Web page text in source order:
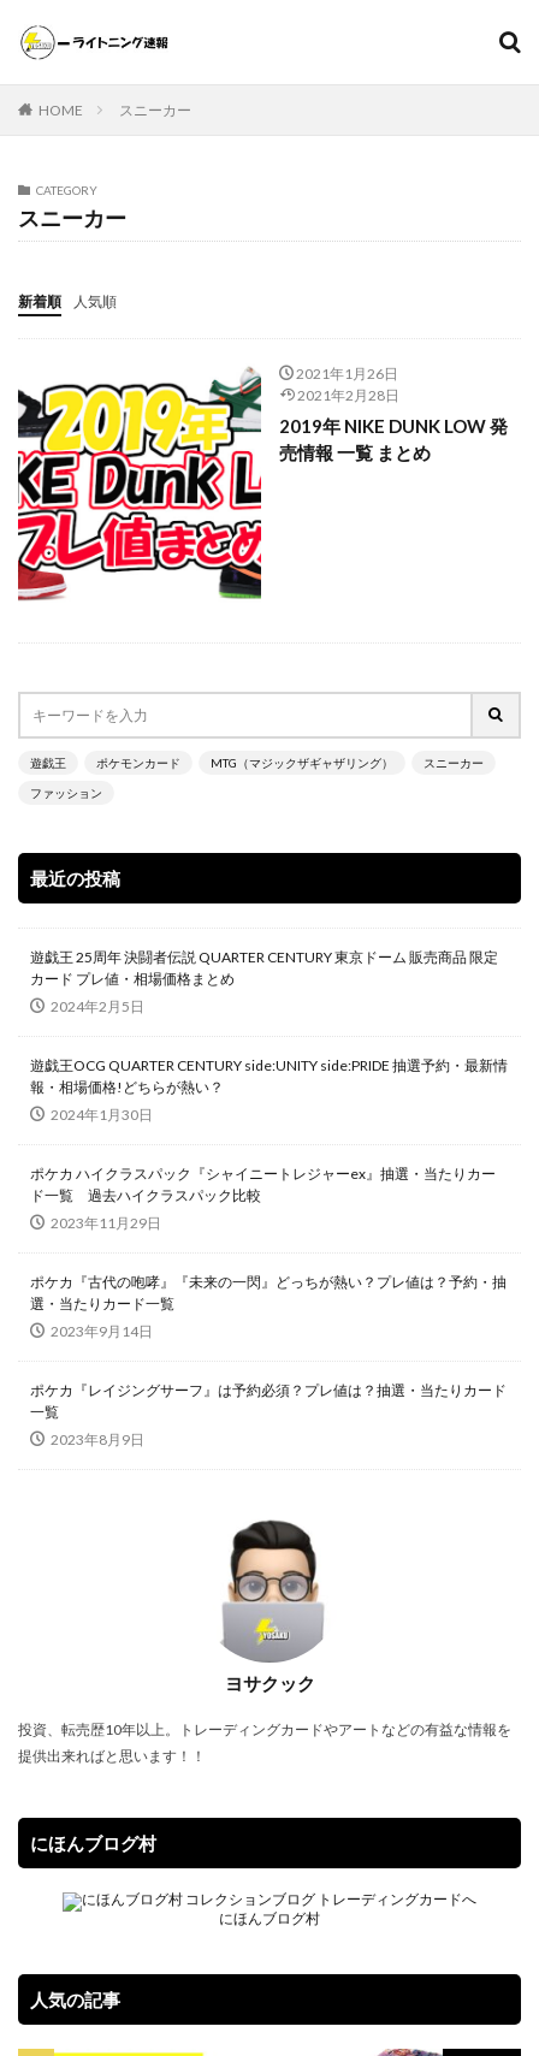
HOME スニーカー
CATEGORY
スニーカー
新着順 人気順
2021年1月26日
2021年2月28日
2019年 NIKE DUNK LOW 発
売情報 一覧 まとめ
遊戯王 ポケモンカード MTG（マジックザギャザリング） スニーカー
ファッション
最近の投稿
遊戯王 25周年 決闘者伝説 QUARTER CENTURY 東京ドーム 販売商品 限定
カード プレ値・相場価格まとめ
2024年2月5日
遊戯王OCG QUARTER CENTURY side:UNITY side:PRIDE 抽選予約・最新情
報・相場価格!どちらが熱い？
2024年1月30日
ポケカ ハイクラスパック『シャイニートレジャーex』抽選・当たりカー
ド一覧 過去ハイクラスパック比較
2023年11月29日
ポケカ『古代の咆哮』『未来の一閃』どっちが熱い？プレ値は？予約・抽
選・当たりカード一覧
2023年9月14日
ポケカ『レイジングサーフ』は予約必須？プレ値は？抽選・当たりカード
一覧
2023年8月9日
ヨサクック
投資、転売歴10年以上。トレーディングカードやアートなどの有益な情報を
提供出来ればと思います！！
にほんブログ村
にほんブログ村
人気の記事
スニーカー ファッション
000個
20thシク
20thシークレット 20周年記念
25th ANNIVERSARY COLLECTION
25th ANNIVERSARY COLLECTION スペシャルセット
25th ANNIVERSARY ULTIMATE KAIBA SET
25thシークレット
25周年
700本限定
A Ripple in Time（時の波紋）
ANIMATION CHRONICLE 2021
ANIMATION CHRONICLE 2022
ART WORKS MONSTERS
BURST OF DESTINY
DIMENSION FORCE
DUELIST NEXUS
DUNK
DVD
Ghosts From the Past
Ghosts From The Past:The 2nd Haunting
GXウルトラシャイニー
HYPEBEAST
jeweled lotus
KAIBA CORPORATION STORE
kantostarter
Legendary Collection 25th Anniversary Edition
LEGENDARY MONSTERS PACK
magi
Marnie Premium Tournament Collection
MTG
NIKE
No. COMPLETE FILE -PIECE OF MEMORIES
NY限定
Obelisk the Tormentor
PERROTIN
PHARAONIC LEGEND PACK
PHOTON HYPERNOVA
pokemon
POWER OF THE ELEMENTS
PRECIOUS COLLECTOR BOX
PREMIUM PACK 2023
PRISMATIC ART COLLECTION
QUARTER CENTURY デュエルセット ラーの翼神竜
SECRET SHINY BOX
SELECTION 5
StockX
TIME DILATION
TOKYO DOME GREEN Ver.
VMAXクライマックス
VSTARユニバース
Vジャンプ7月号
WORLD PREMIERE PACK 2021
まとめ
アジア限定
アメイジング・ディフェンダーズ
アルセウスV
イーブイズセット
イーブイヒーローズ
ウィッチクラフト
ウルトラシャイニー